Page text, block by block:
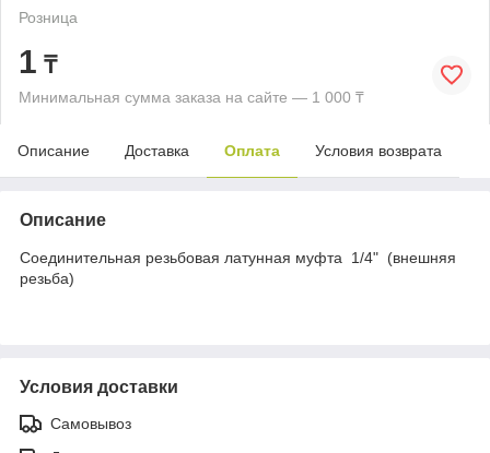
Розница
1 ₸
Минимальная сумма заказа на сайте — 1 000 ₸
Описание Доставка Оплата Условия возврата
Описание
Соединительная резьбовая латунная муфта 1/4" (внешняя
резьба)
Условия доставки
Самовывоз